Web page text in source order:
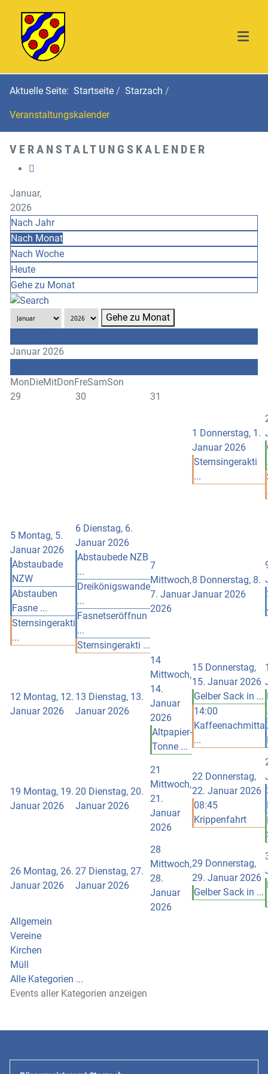
Aktuelle Seite: Startseite Starzach
Veranstaltungskalender
VERANSTALTUNGSKALENDER
Januar,
2026
Nach Jahr
Nach Monat
Nach Woche
Heute
Gehe zu Monat
Gehe zu Monat
Januar 2026
MonDieMitDonFreSamSon
29
30 31
1 Donnerstag, 1.
Januar 2026
Sternsingerakti
...
5 Montag, 5.
Januar 2026
Abstaubade
NZW
Abstauben
Fasne ...
Sternsingerakti
...
6 Dienstag, 6.
Januar 2026
Abstaubede NZB
...
Dreikönigswande
...
Fasnetseröffnun
...
Sternsingerakti ...
7
Mittwoch,
7. Januar
2026
8 Donnerstag, 8.
Januar 2026
12 Montag, 12.
Januar 2026
13 Dienstag, 13.
Januar 2026
14
Mittwoch,
14.
Januar
2026
Altpapier-
Tonne ...
15 Donnerstag,
15. Januar 2026
Gelber Sack in ...
14:00
Kaffeenachmitta
...
19 Montag, 19.
Januar 2026
20 Dienstag, 20.
Januar 2026
21
Mittwoch,
21.
Januar
2026
22 Donnerstag,
22. Januar 2026
08:45
Krippenfahrt
26 Montag, 26.
Januar 2026
27 Dienstag, 27.
Januar 2026
28
Mittwoch,
28.
Januar
2026
29 Donnerstag,
29. Januar 2026
Gelber Sack in ...
Allgemein
Vereine
Kirchen
Müll
Alle Kategorien ...
Events aller Kategorien anzeigen